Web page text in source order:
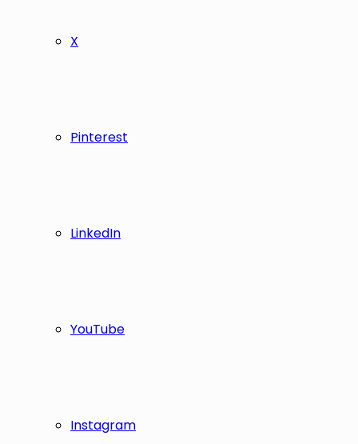
X
Pinterest
LinkedIn
YouTube
Instagram